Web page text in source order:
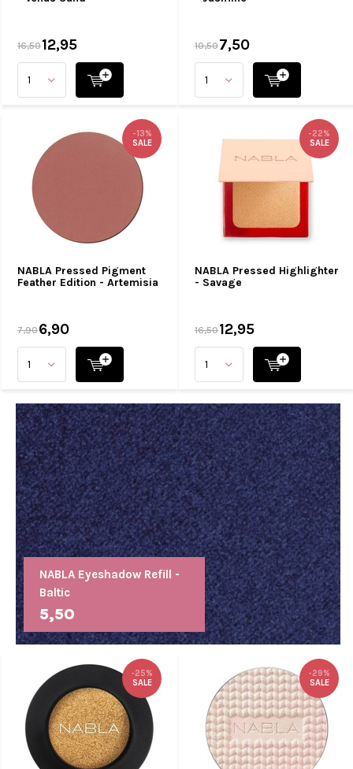
16,5012,95 10,507,50
NABLA Pressed Pigment
Feather Edition - Artemisia
-13%
SALE
7,906,90
NABLA Pressed Highlighter
- Savage
-22%
SALE
16,5012,95
NABLA Eyeshadow Refill -
Baltic
5,50
-25%
SALE
-29%
SALE